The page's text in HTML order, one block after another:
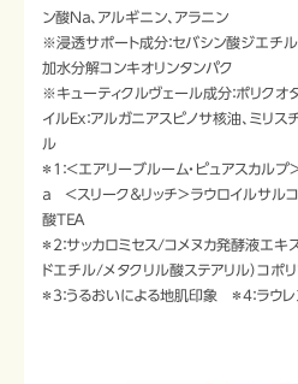
ン酸Ｎａ、アルギニン、アラニン
※浸透サポート成分：セバシン酸ジエ
加水分解コンキオリンタンパク
※キューティクルヴェール成分：ポリクオ
イルEｘ：アルガニアスピノサ核油、ミリ
ル
＊1：＜エアリーブルーム・ピュアスカル
ａ ＜スリーク＆リッチ＞ラウロイルサルコ
酸ＴＥＡ
＊2：サッカロミセス/コメヌカ発酵液エキ
ドエチル/メタクリル酸ステアリル）コポ
＊3：うるおいによる地肌印象 ＊4：ラウ